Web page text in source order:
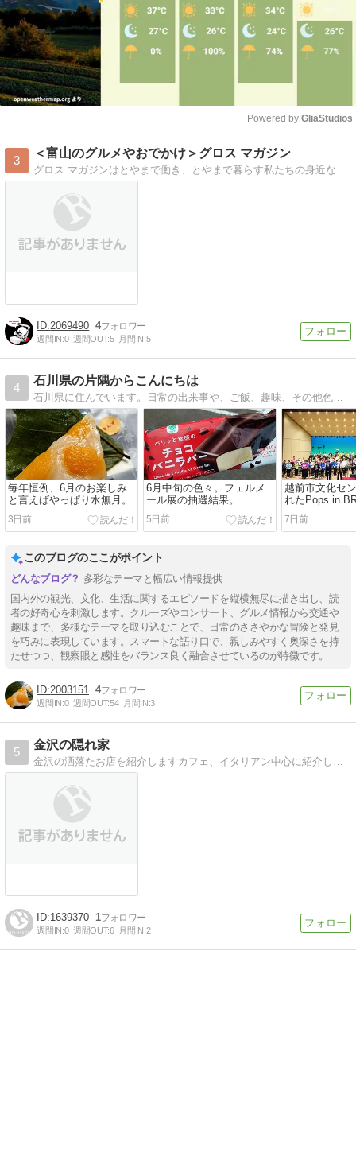
Powered by GliaStudios
3
＜富山のグルメやおでかけ＞グロス マガジン
グロス マガジンはとやまで働き、とやまで暮らす私たちの身近な気になる情報発信ページです。富山市をメインにグルメ情報やお出かけ情報などを取り上げていきます。求人検索の合間にお楽しみいただけますと幸いです。
2069490 4
週間IN:0 週間OUT:5 月間IN:5
4
石川県の片隅からこんにちは
石川県に住んでいます。日常の出来事や、ご飯、趣味、その他色々気ままに書いてます。よろしくお願いします！
毎年恒例、6月のお楽しみ
と言えばやっぱり水無月。
3日前
6月中旬の色々。フェルメ
ール展の抽選結果。
5日前
越前市文化セ
れたPops in
ントラバスと
7日前
このブログのここがポイント
多彩なテーマと幅広い情報提供
国内外の観光、文化、生活に関するエピソードを縦横無尽に描き出し、読
者の好奇心を刺激します。クルーズやコンサート、グルメ情報から交通や
趣味まで、多様なテーマを取り込むことで、日常のささやかな冒険と発見
を巧みに表現しています。スマートな語り口で、親しみやすく奥深さを持
たせつつ、観察眼と感性をバランス良く融合させているのが特徴です。
2003151 4
週間IN:0 週間OUT:54 月間IN:3
5
金沢の隠れ家
金沢の洒落たお店を紹介しますカフェ、イタリアン中心に紹介していきます
1639370 1
週間IN:0 週間OUT:6 月間IN:2